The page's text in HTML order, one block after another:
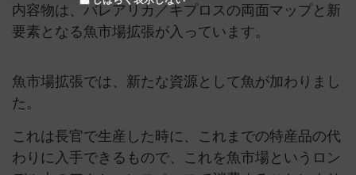
内容物は、バレアリカ／キプロスの両面マップと新
要素となる魚市場拡張が入っています。
魚市場拡張では、新たな資源として魚が加わりまし
た。
これは長官で生産した時に、これまでの特産品の代
わりに入手できるもので、これを魚市場というロン